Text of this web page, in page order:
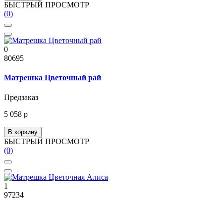
БЫСТРЫЙ ПРОСМОТР
(0)
0
80695
Матрешка Цветочный рай
Предзаказ
5 058 р
В корзину
БЫСТРЫЙ ПРОСМОТР
(0)
1
97234